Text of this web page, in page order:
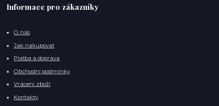
Informace pro zákazníky
O nás
Jak nakupovat
Platba a doprava
Obchodní podmínky
Vrácení zboží
Kontakty